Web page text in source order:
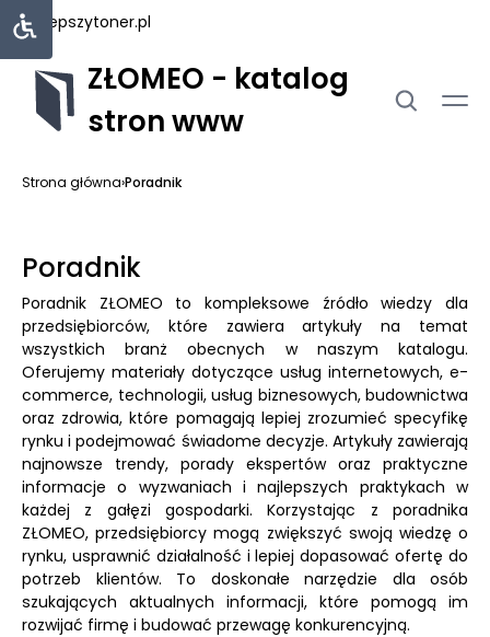
najlepszytoner.pl
ZŁOMEO - katalog
stron www
Strona główna›Poradnik
Poradnik
Poradnik ZŁOMEO to kompleksowe źródło wiedzy dla
przedsiębiorców, które zawiera artykuły na temat
wszystkich branż obecnych w naszym katalogu.
Oferujemy materiały dotyczące usług internetowych, e-
commerce, technologii, usług biznesowych, budownictwa
oraz zdrowia, które pomagają lepiej zrozumieć specyfikę
rynku i podejmować świadome decyzje. Artykuły zawierają
najnowsze trendy, porady ekspertów oraz praktyczne
informacje o wyzwaniach i najlepszych praktykach w
każdej z gałęzi gospodarki. Korzystając z poradnika
ZŁOMEO, przedsiębiorcy mogą zwiększyć swoją wiedzę o
rynku, usprawnić działalność i lepiej dopasować ofertę do
potrzeb klientów. To doskonałe narzędzie dla osób
szukających aktualnych informacji, które pomogą im
rozwijać firmę i budować przewagę konkurencyjną.